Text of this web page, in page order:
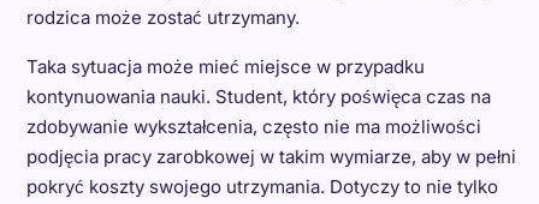
rodzica może zostać utrzymany.
Taka sytuacja może mieć miejsce w przypadku
kontynuowania nauki. Student, który poświęca czas na
zdobywanie wykształcenia, często nie ma możliwości
podjęcia pracy zarobkowej w takim wymiarze, aby w pełni
pokryć koszty swojego utrzymania. Dotyczy to nie tylko